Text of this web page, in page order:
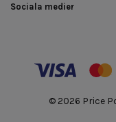
Sociala medier
© 2026 Price